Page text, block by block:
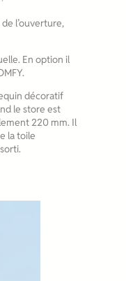
l’ouverture,
En option il
décoratif
le store est
220 mm. Il
la toile